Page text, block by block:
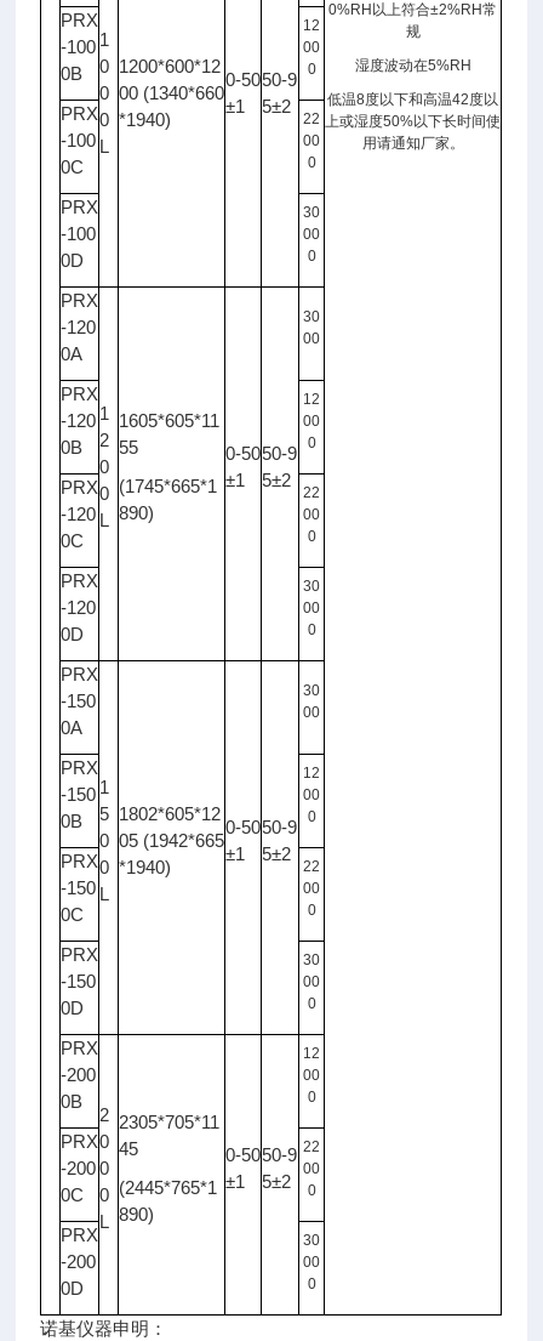
0%RH 以上符合±2%RH常
规
湿度波动在5%RH
低温8度以下和高温42度以
上或湿度50%以下长时间使
用请通知厂家。
1
0
0
0
L
1200*600*12
00 (1340*660
*1940)
0-50
±1
50-9
5±2
PRX
-100
0B
12
00
0
PRX
-100
0C
22
00
0
PRX
-100
0D
30
00
0
PRX
-120
0A
1
2
0
0
L
1605*605*11
55
(1745*665*1
890)
0-50
±1
50-9
5±2
30
00
PRX
-120
0B
12
00
0
PRX
-120
0C
22
00
0
PRX
-120
0D
30
00
0
PRX
-150
0A
1
5
0
0
L
1802*605*12
05 (1942*665
*1940)
0-50
±1
50-9
5±2
30
00
PRX
-150
0B
12
00
0
PRX
-150
0C
22
00
0
PRX
-150
0D
30
00
0
PRX
-200
0B
2
0
0
0
L
2305*705*11
45
(2445*765*1
890)
0-50
±1
50-9
5±2
12
00
0
PRX
-200
0C
22
00
0
PRX
-200
0D
30
00
0
诺基仪器申明：